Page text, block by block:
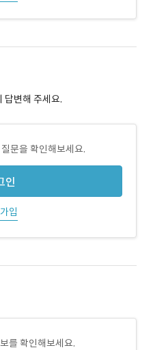
답변해 주세요.
문을 확인해보세요.
인
입
를 확인해보세요.